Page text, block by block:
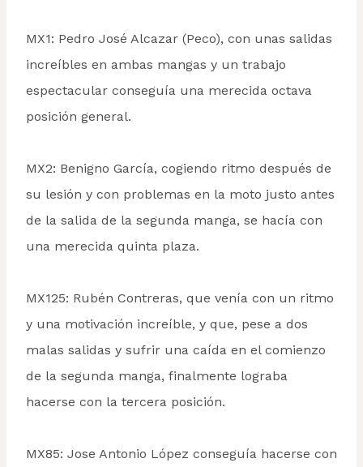
MX1: Pedro José Alcazar (Peco), con unas salidas
increíbles en ambas mangas y un trabajo
espectacular conseguía una merecida octava
posición general.
MX2: Benigno García, cogiendo ritmo después de
su lesión y con problemas en la moto justo antes
de la salida de la segunda manga, se hacía con
una merecida quinta plaza.
MX125: Rubén Contreras, que venía con un ritmo
y una motivación increíble, y que, pese a dos
malas salidas y sufrir una caída en el comienzo
de la segunda manga, finalmente lograba
hacerse con la tercera posición.
MX85: Jose Antonio López conseguía hacerse con